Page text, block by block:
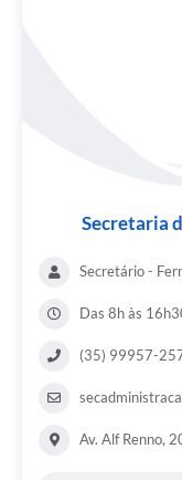
Secretaria
Secretário -
Das 8h às
(35) 99957-
Av. Alf Renno,